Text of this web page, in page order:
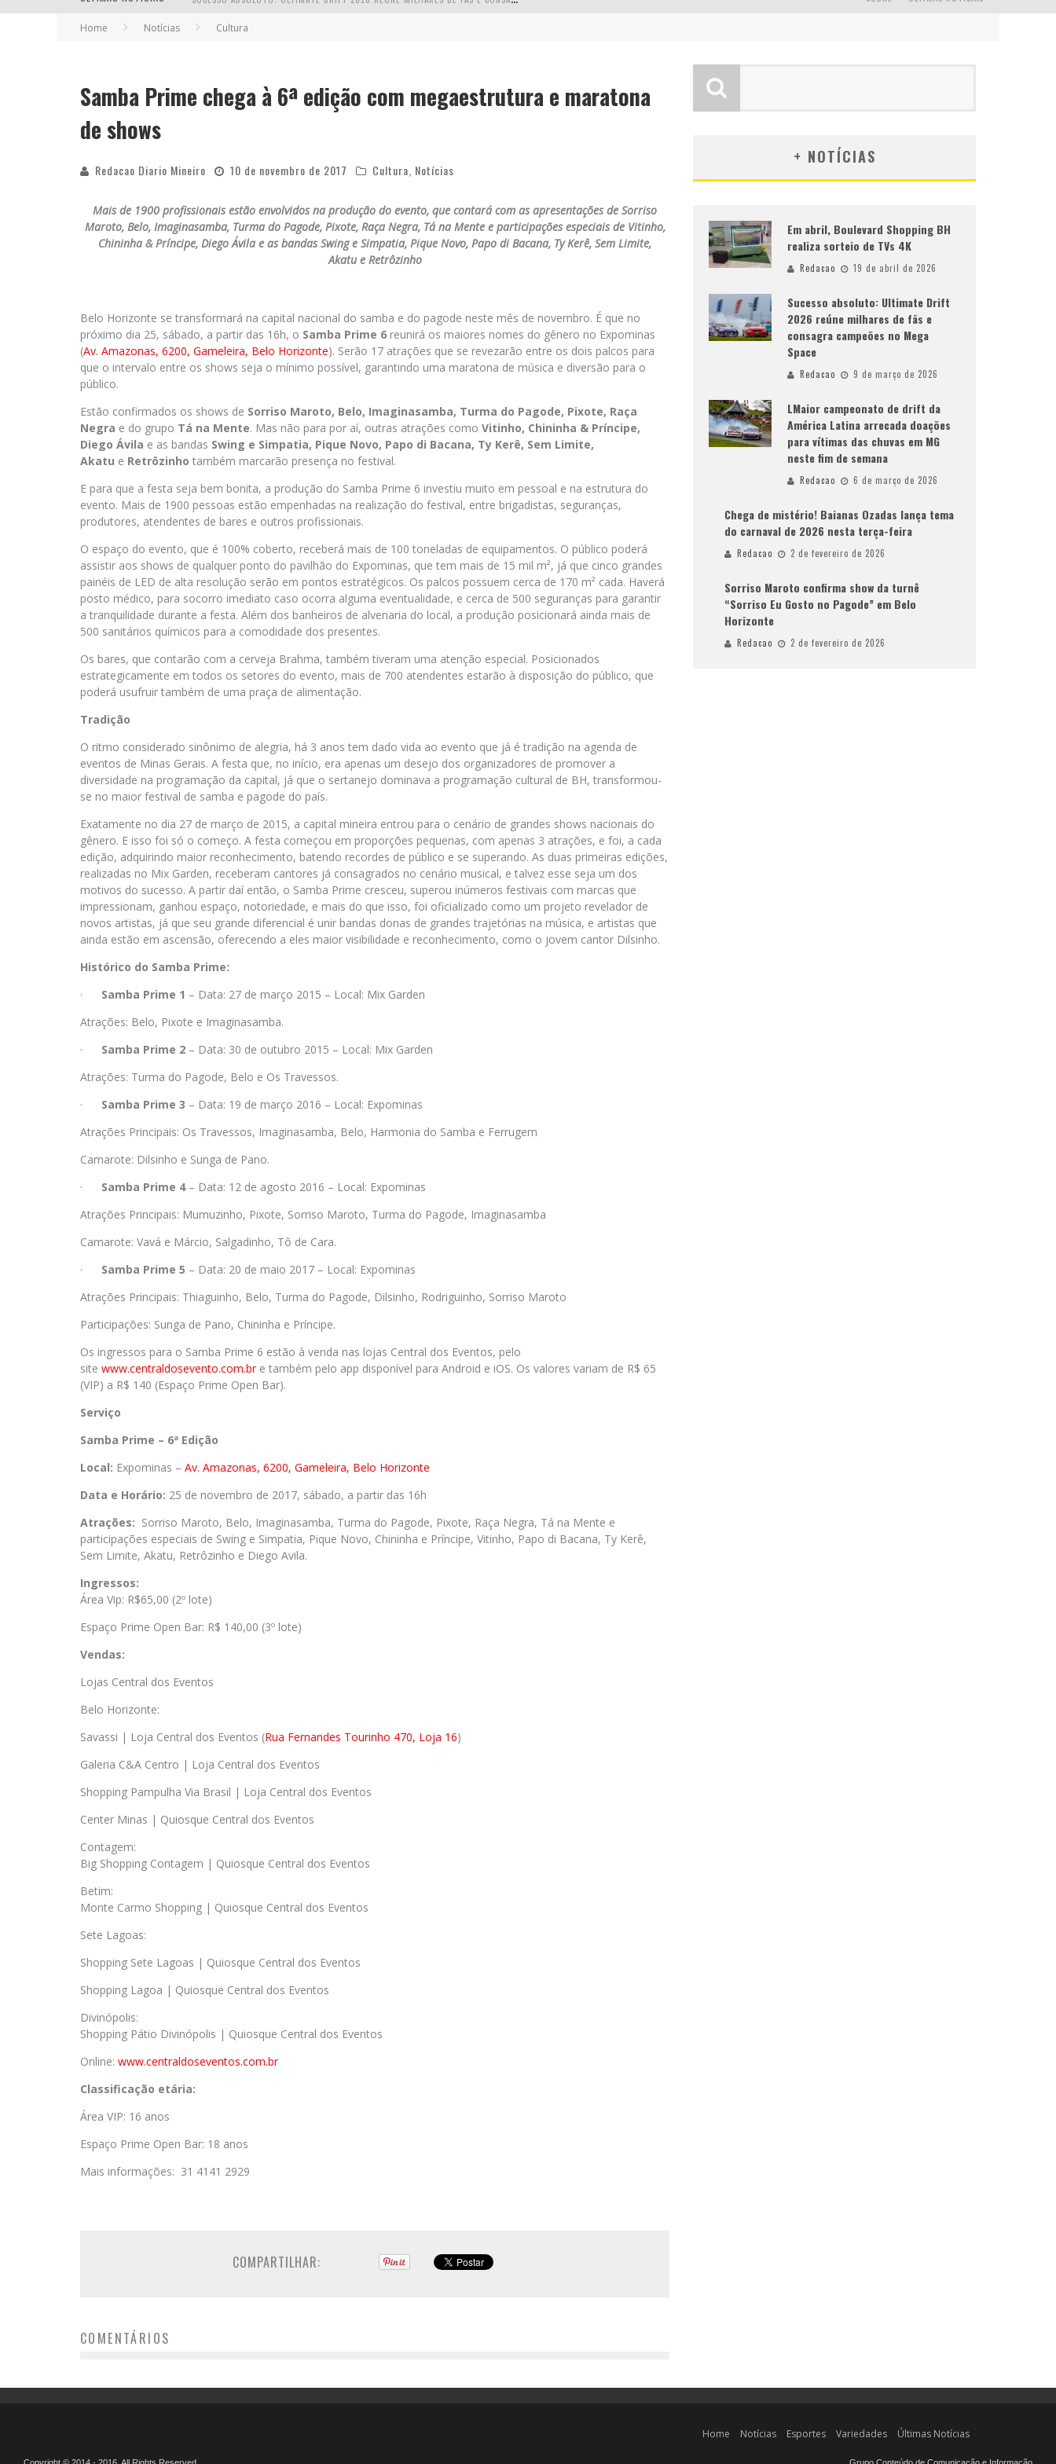
EM ABRIL, BOULEVARD SHOPPING BH REALIZA SORTEIO DE TVS 4K
Home Notícias Cultura
Samba Prime chega à 6ª edição com megaestrutura e maratona
de shows
Redacao Diario Mineiro 10 de novembro de 2017 Cultura Notícias
Mais de 1900 profissionais estão envolvidos na produção do evento, que contará com as apresentações de Sorriso
Maroto, Belo, Imaginasamba, Turma do Pagode, Pixote, Raça Negra, Tá na Mente e participações especiais de Vitinho,
Chininha & Príncipe, Diego Ávila e as bandas Swing e Simpatia, Pique Novo, Papo di Bacana, Ty Kerê, Sem Limite,
Akatu e Retrôzinho
Belo Horizonte se transformará na capital nacional do samba e do pagode neste mês de novembro. É que no
próximo dia 25, sábado, a partir das 16h, o Samba Prime 6 reunirá os maiores nomes do gênero no Expominas
(Av. Amazonas, 6200, Gameleira, Belo Horizonte). Serão 17 atrações que se revezarão entre os dois palcos para
que o intervalo entre os shows seja o mínimo possível, garantindo uma maratona de música e diversão para o
público.
Estão confirmados os shows de Sorriso Maroto, Belo, Imaginasamba, Turma do Pagode, Pixote, Raça
Negra e do grupo Tá na Mente. Mas não para por aí, outras atrações como Vitinho, Chininha & Príncipe,
Diego Ávila e as bandas Swing e Simpatia, Pique Novo, Papo di Bacana, Ty Kerê, Sem Limite,
Akatu e Retrôzinho também marcarão presença no festival.
E para que a festa seja bem bonita, a produção do Samba Prime 6 investiu muito em pessoal e na estrutura do
evento. Mais de 1900 pessoas estão empenhadas na realização do festival, entre brigadistas, seguranças,
produtores, atendentes de bares e outros profissionais.
O espaço do evento, que é 100% coberto, receberá mais de 100 toneladas de equipamentos. O público poderá
assistir aos shows de qualquer ponto do pavilhão do Expominas, que tem mais de 15 mil m², já que cinco grandes
painéis de LED de alta resolução serão em pontos estratégicos. Os palcos possuem cerca de 170 m² cada. Haverá
posto médico, para socorro imediato caso ocorra alguma eventualidade, e cerca de 500 seguranças para garantir
a tranquilidade durante a festa. Além dos banheiros de alvenaria do local, a produção posicionará ainda mais de
500 sanitários químicos para a comodidade dos presentes.
Os bares, que contarão com a cerveja Brahma, também tiveram uma atenção especial. Posicionados
estrategicamente em todos os setores do evento, mais de 700 atendentes estarão à disposição do público, que
poderá usufruir também de uma praça de alimentação.
Tradição
O ritmo considerado sinônimo de alegria, há 3 anos tem dado vida ao evento que já é tradição na agenda de
eventos de Minas Gerais. A festa que, no início, era apenas um desejo dos organizadores de promover a
diversidade na programação da capital, já que o sertanejo dominava a programação cultural de BH, transformou-
se no maior festival de samba e pagode do país.
Exatamente no dia 27 de março de 2015, a capital mineira entrou para o cenário de grandes shows nacionais do
gênero. E isso foi só o começo. A festa começou em proporções pequenas, com apenas 3 atrações, e foi, a cada
edição, adquirindo maior reconhecimento, batendo recordes de público e se superando. As duas primeiras edições,
realizadas no Mix Garden, receberam cantores já consagrados no cenário musical, e talvez esse seja um dos
motivos do sucesso. A partir daí então, o Samba Prime cresceu, superou inúmeros festivais com marcas que
impressionam, ganhou espaço, notoriedade, e mais do que isso, foi oficializado como um projeto revelador de
novos artistas, já que seu grande diferencial é unir bandas donas de grandes trajetórias na música, e artistas que
ainda estão em ascensão, oferecendo a eles maior visibilidade e reconhecimento, como o jovem cantor Dilsinho.
Histórico do Samba Prime:
· Samba Prime 1 – Data: 27 de março 2015 – Local: Mix Garden
Atrações: Belo, Pixote e Imaginasamba.
· Samba Prime 2 – Data: 30 de outubro 2015 – Local: Mix Garden
Atrações: Turma do Pagode, Belo e Os Travessos.
· Samba Prime 3 – Data: 19 de março 2016 – Local: Expominas
Atrações Principais: Os Travessos, Imaginasamba, Belo, Harmonia do Samba e Ferrugem
Camarote: Dilsinho e Sunga de Pano.
· Samba Prime 4– Data: 12 de agosto 2016 – Local: Expominas
Atrações Principais: Mumuzinho, Pixote, Sorriso Maroto, Turma do Pagode, Imaginasamba
Camarote: Vavá e Márcio, Salgadinho, Tô de Cara.
· Samba Prime 5 – Data: 20 de maio 2017 – Local: Expominas
Atrações Principais: Thiaguinho, Belo, Turma do Pagode, Dilsinho, Rodriguinho, Sorriso Maroto
Participações: Sunga de Pano, Chininha e Príncipe.
Os ingressos para o Samba Prime 6 estão à venda nas lojas Central dos Eventos, pelo
site www.centraldosevento.com.bre também pelo app disponível para Android e iOS. Os valores variam de R$ 65
(VIP) a R$ 140 (Espaço Prime Open Bar).
Serviço
Samba Prime – 6ª Edição
Local: Expominas – Av. Amazonas, 6200, Gameleira, Belo Horizonte
Data e Horário: 25 de novembro de 2017, sábado, a partir das 16h
Atrações: Sorriso Maroto, Belo, Imaginasamba, Turma do Pagode, Pixote, Raça Negra, Tá na Mente e
participações especiais de Swing e Simpatia, Pique Novo, Chininha e Príncipe, Vitinho, Papo di Bacana, Ty Kerê,
Sem Limite, Akatu, Retrôzinho e Diego Avila.
Ingressos:
Área Vip: R$65,00 (2º lote)
Espaço Prime Open Bar: R$ 140,00 (3º lote)
Vendas:
Lojas Central dos Eventos
Belo Horizonte:
Savassi | Loja Central dos Eventos (Rua Fernandes Tourinho 470, Loja 16)
Galeria C&A Centro | Loja Central dos Eventos
Shopping Pampulha Via Brasil | Loja Central dos Eventos
Center Minas | Quiosque Central dos Eventos
Contagem:
Big Shopping Contagem | Quiosque Central dos Eventos
Betim:
Monte Carmo Shopping | Quiosque Central dos Eventos
Sete Lagoas:
Shopping Sete Lagoas | Quiosque Central dos Eventos
Shopping Lagoa | Quiosque Central dos Eventos
Divinópolis:
Shopping Pátio Divinópolis | Quiosque Central dos Eventos
Online: www.centraldoseventos.com.br
Classificação etária:
Área VIP: 16 anos
Espaço Prime Open Bar: 18 anos
Mais informações: 31 4141 2929
COMPARTILHAR:
COMENTÁRIOS
+ NOTÍCIAS
Em abril, Boulevard Shopping BH
realiza sorteio de TVs 4K
Redacao 19 de abril de 2026
Sucesso absoluto: Ultimate Drift
2026 reúne milhares de fãs e
consagra campeões no Mega
Space
Redacao 9 de março de 2026
LMaior campeonato de drift da
América Latina arrecada doações
para vítimas das chuvas em MG
neste fim de semana
Redacao 6 de março de 2026
Chega de mistério! Baianas Ozadas lança tema
do carnaval de 2026 nesta terça-feira
Redacao 2 de fevereiro de 2026
Sorriso Maroto confirma show da turnê
“Sorriso Eu Gosto no Pagode” em Belo
Horizonte
Redacao 2 de fevereiro de 2026
Home Notícias Esportes Variedades Últimas Notícias